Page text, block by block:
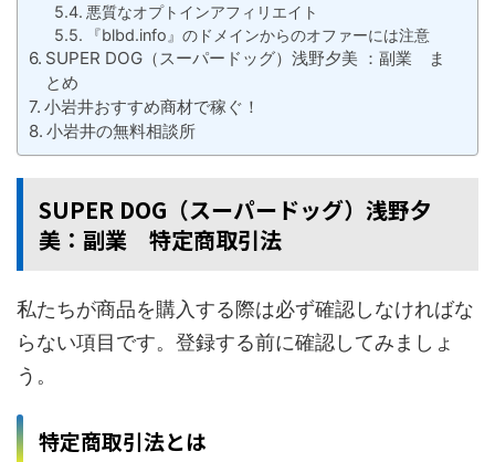
悪質なオプトインアフィリエイト
『blbd.info』のドメインからのオファーには注意
SUPER DOG（スーパードッグ）浅野夕美 ：副業 ま
とめ
小岩井おすすめ商材で稼ぐ！
小岩井の無料相談所
SUPER DOG（スーパードッグ）浅野夕
美：副業 特定商取引法
私たちが商品を購入する際は必ず確認しなければな
らない項目です。登録する前に確認してみましょ
う。
特定商取引法とは